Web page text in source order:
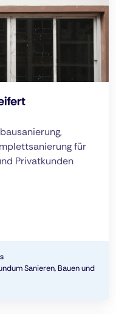
für
Privatkunden
Sanieren, Bauen und